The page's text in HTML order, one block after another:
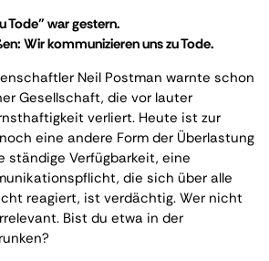
Tode" war gestern.
Wir kommunizieren uns zu Tode.
Neil Postman warnte schon
Gesellschaft, die vor lauter
verliert. Heute ist zur
eine andere Form der Überlastung
ständige Verfügbarkeit, eine
die sich über alle
reagiert, ist verdächtig. Wer nicht
Bist du etwa in der